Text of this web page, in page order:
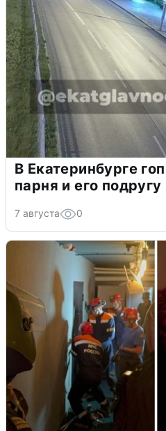
В Екатеринбурге
парня и его подругу
7 августа 0